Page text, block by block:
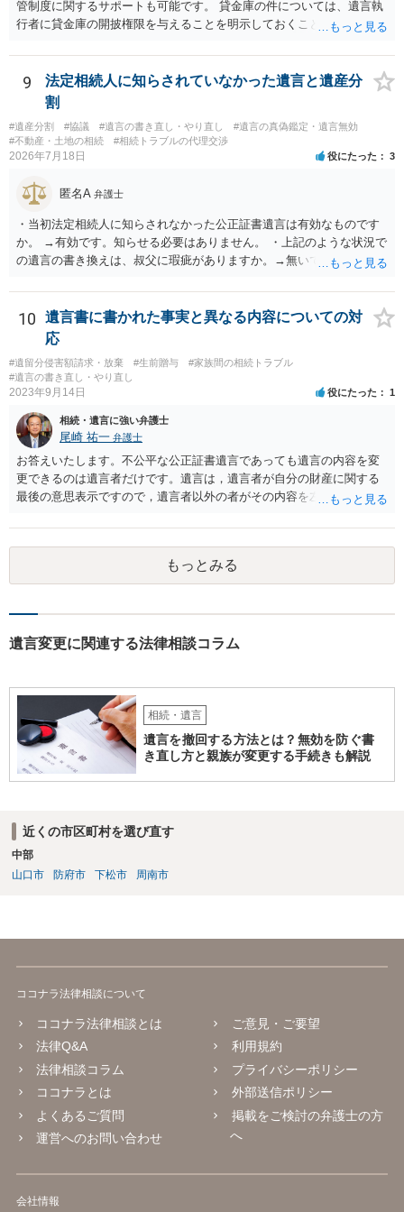
管制度に関するサポートも可能です。 貸金庫の件については、遺言執
行者に貸金庫の開披権限を与えることを明示しておくことでクリアで
9
法定相続人に知らされていなかった遺言と遺産分
割
#遺産分割 #協議 #遺言の書き直し・やり直し
#遺言の真偽鑑定・遺言無効
#不動産・土地の相続
#相続トラブルの代理交渉
2026年7月18日 役にたった 3
匿名A 弁護士
・当初法定相続人に知らされなかった公正証書遺言は有効なものです
か。 →有効です。知らせる必要はありません。 ・上記のような状況で
の遺言の書き換えは、叔父に瑕疵がありますか。→無いです。 ・分割
ますか。 →本人が自由に決められますので、どこが妥当とは言えない
です。客観的な基準もありません。 ・できれば穏やかに、分割を拒否
することはできますか。 →分割を拒否するということは、遺産はいら
ないということでしょうか。遺言で、受取を指定されててもいらない
と拒否することはできます。理由を説明する必要はありません。
10
遺言書に書かれた事実と異なる内容についての対
応
#遺留分侵害額請求・放棄 #生前贈与
#家族間の相続トラブル
#遺言の書き直し・やり直し
2023年9月14日 役にたった 1
相続・遺言に強い弁護士
尾崎 祐一 弁護士
お答えいたします。不公平な公正証書遺言であっても遺言の内容を変
更できるのは遺言者だけです。遺言は，遺言者が自分の財産に関する
最後の意思表示ですので，遺言者以外の者がその内容を左右させるこ
とはできないのです。
もっとみる
遺言変更に関連する法律相談コラム
相続・遺言
遺言を撤回する方法とは？無効を防ぐ書
き直し方と親族が変更する手続きも解説
近くの市区町村を選び直す
中部
山口市
防府市 下松市 周南市
ココナラ法律相談について
ココナラ法律相談とは
法律Q&A
法律相談コラム
ココナラとは
よくあるご質問
運営へのお問い合わせ
ご意見・ご要望
利用規約
プライバシーポリシー
外部送信ポリシー
掲載をご検討の弁護士の方
へ
会社情報